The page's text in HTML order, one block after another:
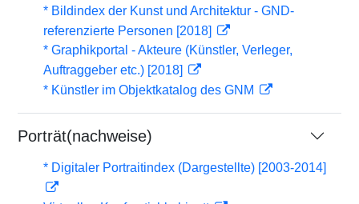
* Bildindex der Kunst und Architektur - GND-
referenzierte Personen [2018]
* Graphikportal - Akteure (Künstler, Verleger,
Auftraggeber etc.) [2018]
* Künstler im Objektkatalog des GNM
Porträt(nachweise)
* Digitaler Portraitindex (Dargestellte) [2003-2014]